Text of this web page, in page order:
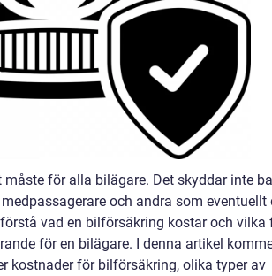
för alla bilägare. Det skyddar inte
och andra som eventuellt
vad en bilförsäkring kostar och vilka
för en bilägare. I denna artikel
kostnader för bilförsäkring, olika typer av